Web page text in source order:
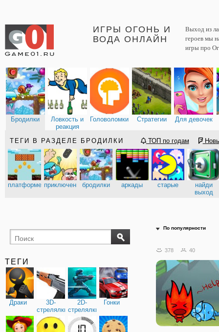
ИГРЫ ОГОНЬ И
ВОДА ОНЛАЙН
Выход из
героев мы
игры про
Бродилки
Ловкость и
реакция
Головоломки Стратегии Для девочек
ТЕГИ В РАЗДЕЛЕ БРОДИЛКИ ТОП по годам
платформерыприключениябродилки аркады старые
найди
выход
ТЕГИ
Драки
3D-
стрелялки
2D-
стрелялки
Гонки
По популярности
378 40